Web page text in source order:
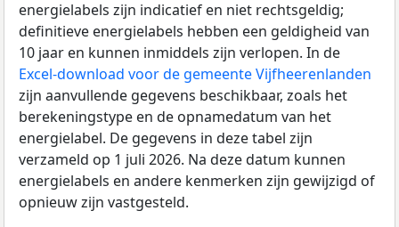
energielabels zijn indicatief en niet rechtsgeldig;
definitieve energielabels hebben een geldigheid van
10 jaar en kunnen inmiddels zijn verlopen. In de
Excel-download voor de gemeente Vijfheerenlanden
zijn aanvullende gegevens beschikbaar, zoals het
berekeningstype en de opnamedatum van het
energielabel. De gegevens in deze tabel zijn
verzameld op 1 juli 2026. Na deze datum kunnen
energielabels en andere kenmerken zijn gewijzigd of
opnieuw zijn vastgesteld.